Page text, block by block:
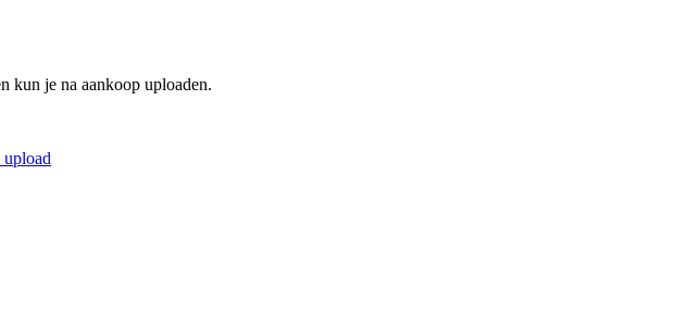
kun je na aankoop uploaden.
upload